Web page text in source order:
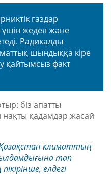
газдар
жедел және
Радикалды
шындыққа кіре
қайтымсыз факт
біз апатты
нақты қадамдар жасай
климаттың
тап
елдегі